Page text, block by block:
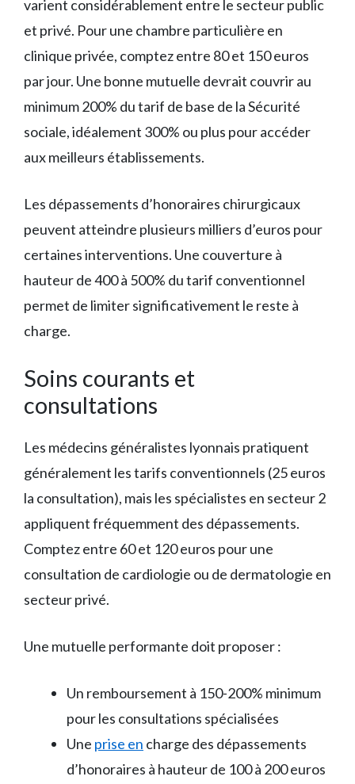
varient considérablement entre le secteur public
et privé. Pour une chambre particulière en
clinique privée, comptez entre 80 et 150 euros
par jour. Une bonne mutuelle devrait couvrir au
minimum 200% du tarif de base de la Sécurité
sociale, idéalement 300% ou plus pour accéder
aux meilleurs établissements.
Les dépassements d’honoraires chirurgicaux
peuvent atteindre plusieurs milliers d’euros pour
certaines interventions. Une couverture à
hauteur de 400 à 500% du tarif conventionnel
permet de limiter significativement le reste à
charge.
Soins courants et
consultations
Les médecins généralistes lyonnais pratiquent
généralement les tarifs conventionnels (25 euros
la consultation), mais les spécialistes en secteur 2
appliquent fréquemment des dépassements.
Comptez entre 60 et 120 euros pour une
consultation de cardiologie ou de dermatologie en
secteur privé.
Une mutuelle performante doit proposer :
Un remboursement à 150-200% minimum
pour les consultations spécialisées
Une prise en charge des dépassements
d’honoraires à hauteur de 100 à 200 euros